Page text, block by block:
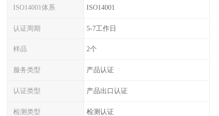
ISO14001体系 ISO14001
认证周期 5-7工作日
样品 2个
服务类型 产品认证
认证类型 产品出口认证
检测类型 检测认证